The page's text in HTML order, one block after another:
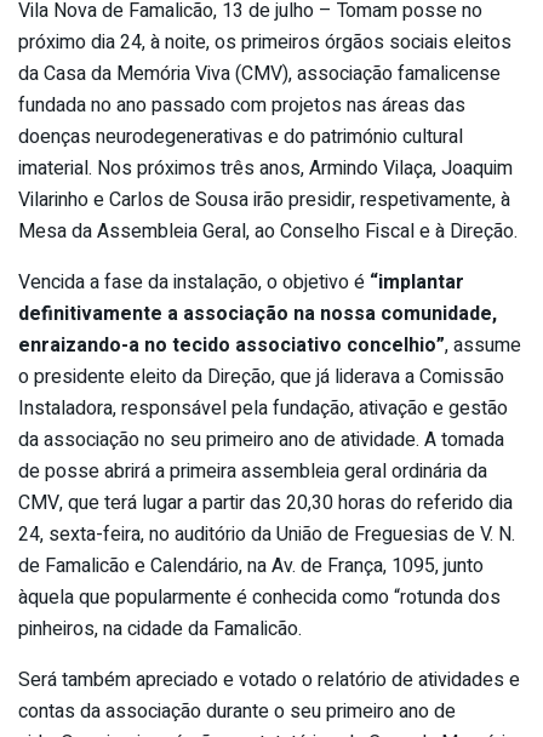
Vila Nova de Famalicão, 13 de julho – Tomam posse no
próximo dia 24, à noite, os primeiros órgãos sociais eleitos
da Casa da Memória Viva (CMV), associação famalicense
fundada no ano passado com projetos nas áreas das
doenças neurodegenerativas e do património cultural
imaterial. Nos próximos três anos, Armindo Vilaça, Joaquim
Vilarinho e Carlos de Sousa irão presidir, respetivamente, à
Mesa da Assembleia Geral, ao Conselho Fiscal e à Direção.
Vencida a fase da instalação, o objetivo é “implantar
definitivamente a associação na nossa comunidade,
enraizando-a no tecido associativo concelhio”, assume
o presidente eleito da Direção, que já liderava a Comissão
Instaladora, responsável pela fundação, ativação e gestão
da associação no seu primeiro ano de atividade. A tomada
de posse abrirá a primeira assembleia geral ordinária da
CMV, que terá lugar a partir das 20,30 horas do referido dia
24, sexta-feira, no auditório da União de Freguesias de V. N.
de Famalicão e Calendário, na Av. de França, 1095, junto
àquela que popularmente é conhecida como “rotunda dos
pinheiros, na cidade da Famalicão.
Será também apreciado e votado o relatório de atividades e
contas da associação durante o seu primeiro ano de